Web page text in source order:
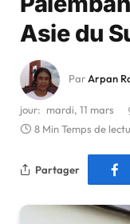
Asie du
Par Arpan
jour: mardi, 11 mars
8 Min Temps de
Partager